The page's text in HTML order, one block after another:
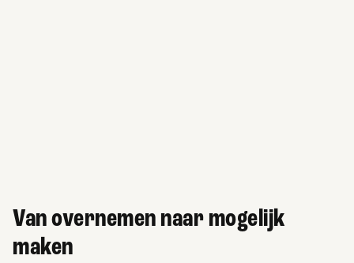
Van overnemen naar mogelijk
maken